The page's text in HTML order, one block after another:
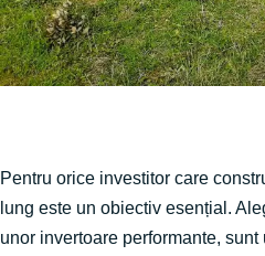
Pentru orice investitor care
lung este un obiectiv esențial.
unor invertoare performante,